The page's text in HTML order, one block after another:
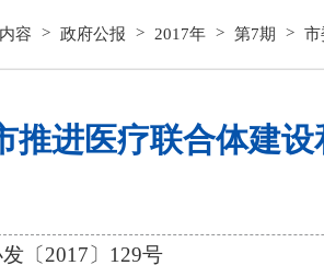
容 > 政府公报 > 2017年 > 第7期 > 市
进医疗联合体建
〔2017〕129号